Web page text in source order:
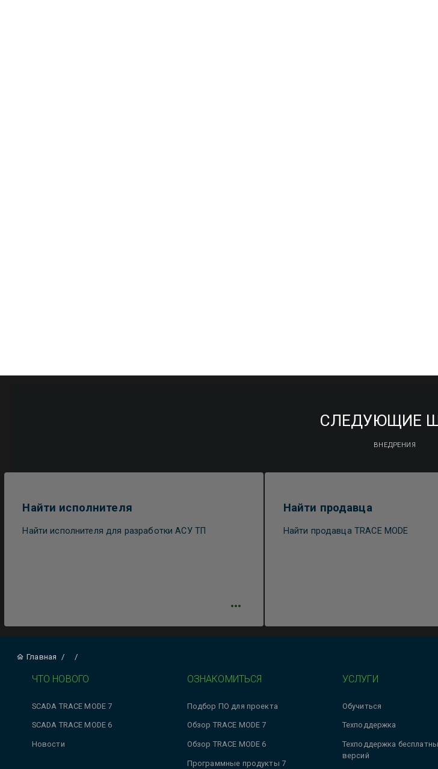
СЛЕДУЮЩИЕ
ВНЕДРЕНИЯ
Найти исполнителя
Найти исполнителя для разработки АСУ ТП
Найти продавца
Найти продавца TRACE MODE
Главная / /
ЧТО НОВОГО
SCADA TRACE MODE 7
SCADA TRACE MODE 6
Новости
ОЗНАКОМИТЬСЯ
Подбор ПО для проекта
Обзор TRACE MODE 7
Обзор TRACE MODE 6
Программные продукты 7
УСЛУГИ
Обучиться
Техподдержка
Техподдержка
версий